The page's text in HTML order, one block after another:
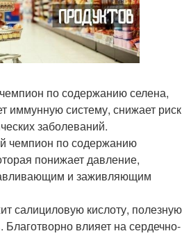
по содержанию селена,
иммунную систему, снижает риск
заболеваний.
чемпион по содержанию
понижает давление,
и заживляющим
салициловую кислоту, полезную
Благотворно влияет на сердечно-